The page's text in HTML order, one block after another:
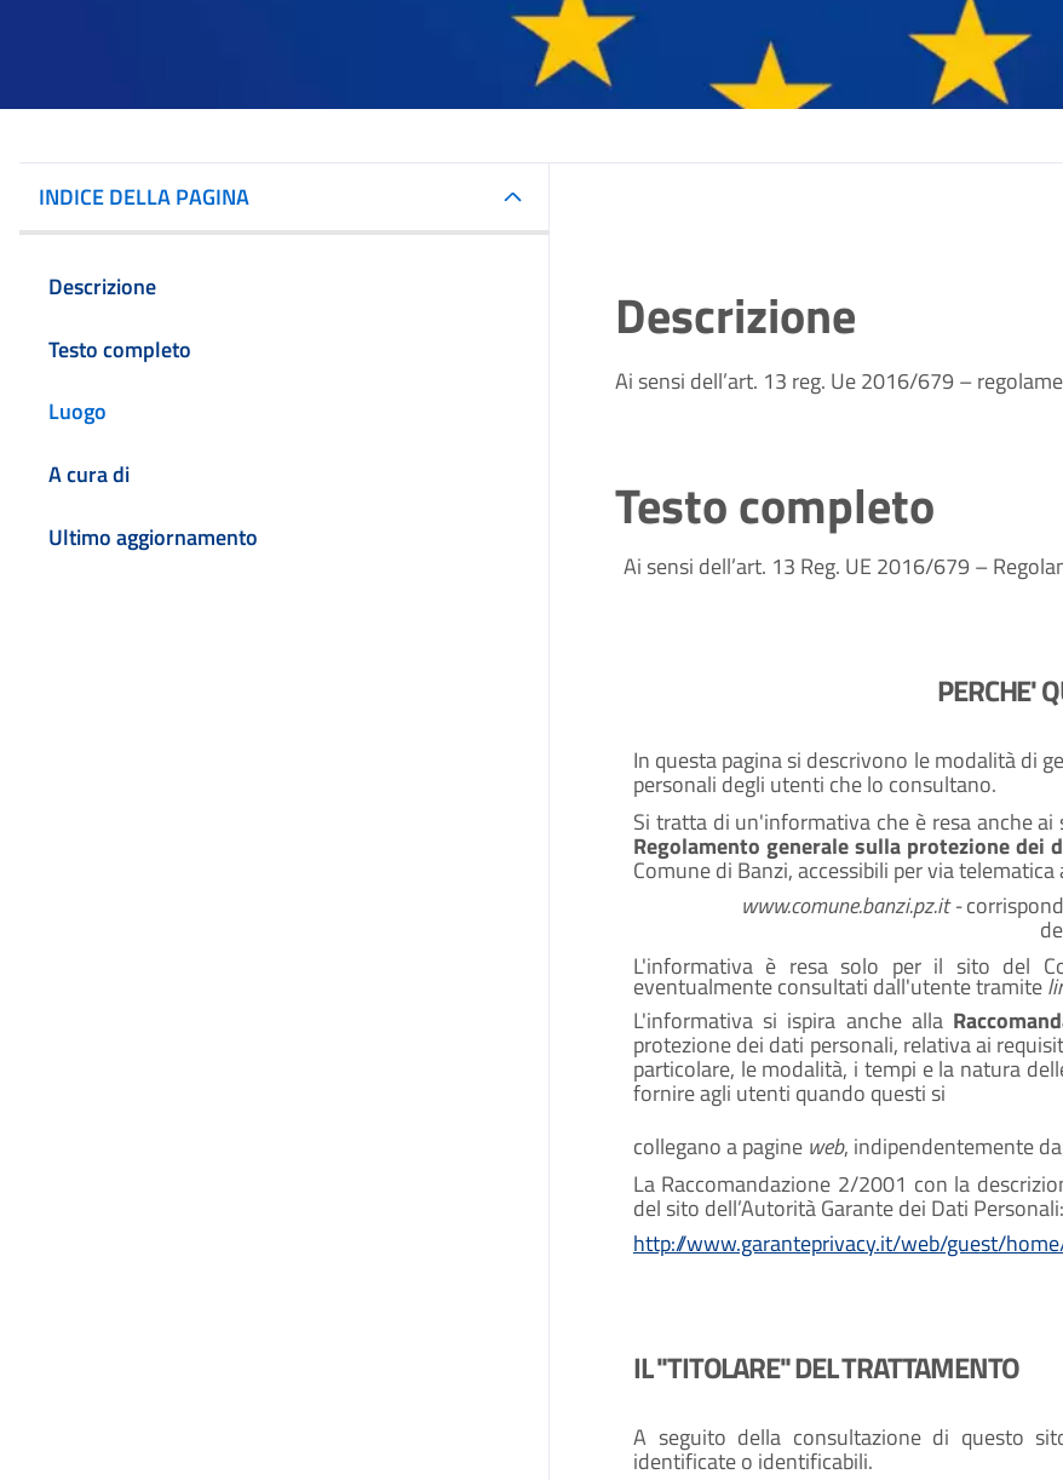
INDICE DELLA PAGINA
Descrizione
Testo completo
Luogo
A cura di
Ultimo aggiornamento
Descrizione
Ai sensi dell’art. 13 reg. Ue 2016/679 –
Testo completo
Ai sensi dell’art. 13 Reg. UE 2016/679 –
PERCHE'
In questa pagina si descrivono le modalità di
personali degli utenti che lo consultano.
Si tratta di un'informativa che è resa anche ai
Regolamento generale sulla protezione dei
Comune di Banzi, accessibili per via
www.comune.banzi.pz.it-
L'informativa è resa solo per il sito del
eventualmente consultati dall'utente tramite
L'informativa si ispira anche alla
protezione dei dati personali, relativa ai
particolare, le modalità, i tempi e la natura
fornire agli utenti quando questi si
collegano a pagine web, indipendentemente
La Raccomandazione 2/2001 con la
del sito dell’Autorità Garante dei Dati Personali:
http://www.garanteprivacy.it/web/guest/
IL "TITOLARE" DEL TRATTAMENTO
A seguito della consultazione di questo
identificate o identificabili.